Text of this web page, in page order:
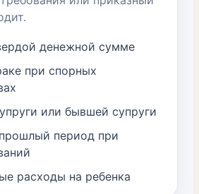
денежной сумме
при спорных
или бывшей супруги
период при
расходы на ребенка